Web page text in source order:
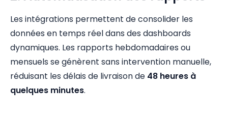
Les intégrations permettent de consolider les
données en temps réel dans des dashboards
dynamiques. Les rapports hebdomadaires ou
mensuels se génèrent sans intervention manuelle,
réduisant les délais de livraison de 48 heures à
quelques minutes.